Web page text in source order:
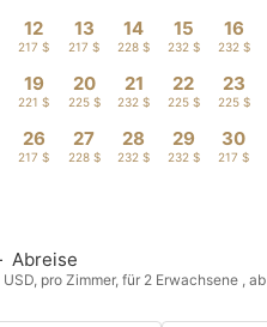
12
217 $
13
217 $
14
228 $
15
232 $
16
232 $
19
221 $
20
225 $
21
232 $
22
225 $
23
225 $
26
217 $
27
228 $
28
232 $
29
232 $
30
217 $
Abreise
pro Zimmer, für 2 Erwachsene ,